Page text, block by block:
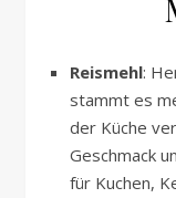
Reismehl:
stammt es
der Küche
Geschmack
für Kuchen,